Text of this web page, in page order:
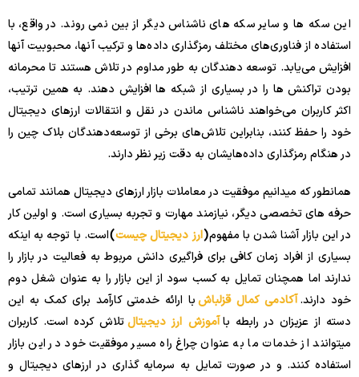
این سکه ها و سایر سکه های ناشناس دیگر از بین نمی روند. در واقع، با
استفاده از فناوری‌های مختلف رمزگذاری داده‌ها و ترکیب آنها، محبوبیت آنها
افزایش می‌یابد. توسعه دهندگان به طور مداوم در تلاش هستند تا محرمانه
بودن تراکنش ها را در بسیاری از شبکه ها افزایش دهند. به همین ترتیب،
اکثر کاربران می‌خواهند ناشناس ماندن در نقل و انتقالات ارزهای دیجیتال
خود را حفظ کنند، بنابراین تلاش‌های برخی از توسعه‌دهندگان بلاک چین را
در هنگام رمزگذاری داده‌هایشان به دقت زیر نظر دارند.
همانطور که میدانیم موفقیت در معاملات بازار ارزهای دیجیتال همانند تمامی
حرفه های تخصصی دیگر، نیازمند مهارت و تجربه بسیاری است. و اولین کار
در این بازار آشنا شدن با مفهوم(ارز دیجیتال چیست)است. با توجه به اینکه
بسیاری از افراد زمان کافی برای فراگیری دانش مربوط به فعالیت در بازار را
ندارند اما همچنان تمایل به کسب سود از این بازار را به عنوان شغل دوم
خود دارند.آکادمی کمال قزلباشبا ارائه خدمتی کارآمد برای کمک به این
دسته از عزیزان در رابطه باآموزش ارز دیجیتالتلاش کرده است. کاربران
میتوانند از خدمات ما به عنوان چراغ راه مسیر موفقیت خود در این بازار
استفاده کنند. و در صورت تمایل به سرمایه گذاری در ارزهای دیجیتال و